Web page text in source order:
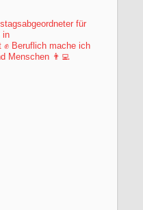
für
in
Beruflich mache ich
Menschen 👨‍💻